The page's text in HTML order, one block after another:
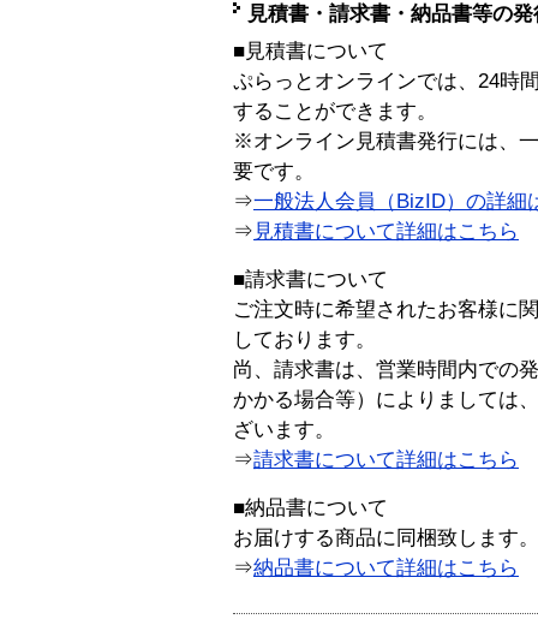
見積書・請求書・納品書等の
■見積書について
ぷらっとオンラインでは、24時
することができます。
※オンライン見積書発行には、
要です。
⇒一般法人会員（BizID）の詳細
⇒ 見積書について詳細はこちら
■請求書について
ご注文時に希望されたお客様に
しております。
尚、請求書は、営業時間内での
かかる場合等）によりましては
ざいます。
⇒請求書について詳細はこちら
■納品書について
お届けする商品に同梱致します。
⇒納品書について詳細はこちら